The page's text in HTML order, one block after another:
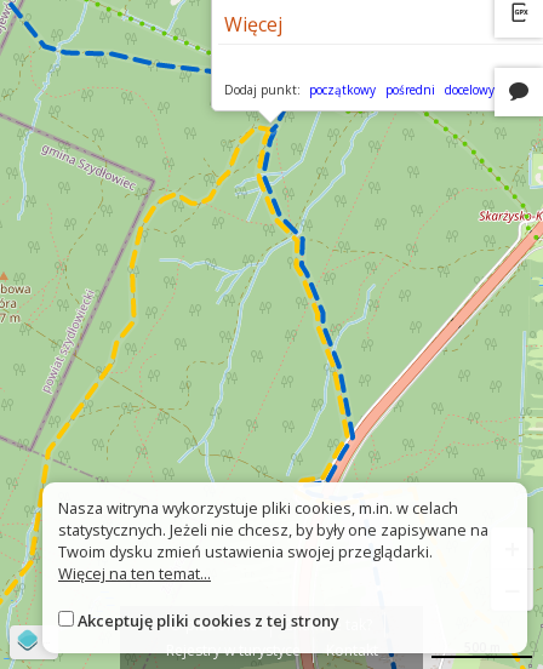
Więcej
Dodaj punkt: początkowy pośredni docelowy
O platformie
Znak nie tak?
Rejestry w turystyce
Kontakt
Nasza witryna wykorzystuje pliki cookies, m.in. w celach
statystycznych. Jeżeli nie chcesz, by były one zapisywane na
Twoim dysku zmień ustawienia swojej przeglądarki.
Więcej na ten temat...
Akceptuję pliki cookies z tej strony